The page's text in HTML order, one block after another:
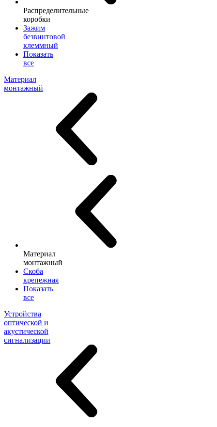
Распределительные
коробки
Зажим
безвинтовой
клеммный
Показать
все
Материал
монтажный
Материал
монтажный
Скоба
крепежная
Показать
все
Устройства
оптической и
акустической
сигнализации